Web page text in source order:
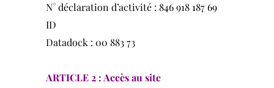
N° déclaration d’activité : 846 918 187 69
ID
Datadock : 00 883 73
ARTICLE 2 : Accès au site